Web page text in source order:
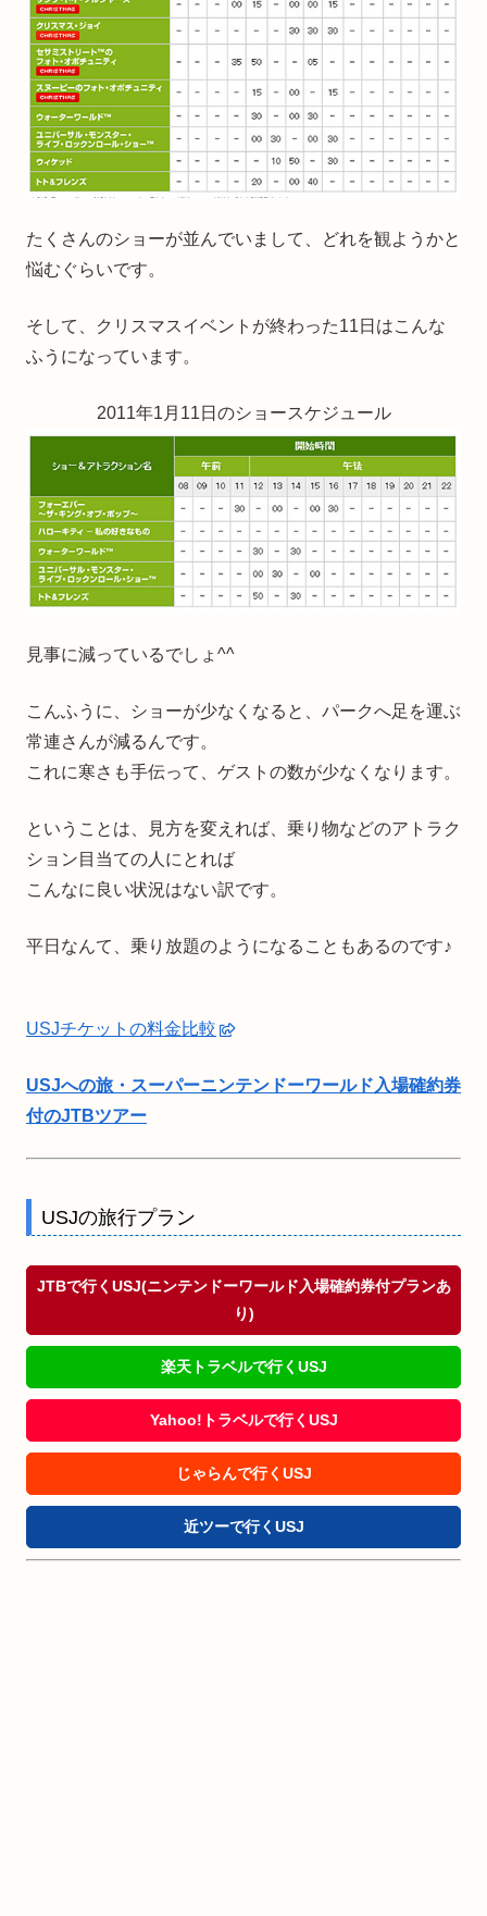
たくさんのショーが並んでいまして、どれを観ようかと
悩むぐらいです。
そして、クリスマスイベントが終わった11日はこんな
ふうになっています。
2011年1月11日のショースケジュール
見事に減っているでしょ^^
こんふうに、ショーが少なくなると、パークへ足を運ぶ
常連さんが減るんです。
これに寒さも手伝って、ゲストの数が少なくなります。
ということは、見方を変えれば、乗り物などのアトラク
ション目当ての人にとれば
こんなに良い状況はない訳です。
平日なんて、乗り放題のようになることもあるのです♪
USJチケットの料金比較
USJへの旅・スーパーニンテンドーワールド入場確約券
付のJTBツアー
USJの旅行プラン
JTBで行くUSJ(ニンテンドーワールド入場確約券付プランあ
り)
楽天トラベルで行くUSJ
Yahoo!トラベルで行くUSJ
じゃらんで行くUSJ
近ツーで行くUSJ